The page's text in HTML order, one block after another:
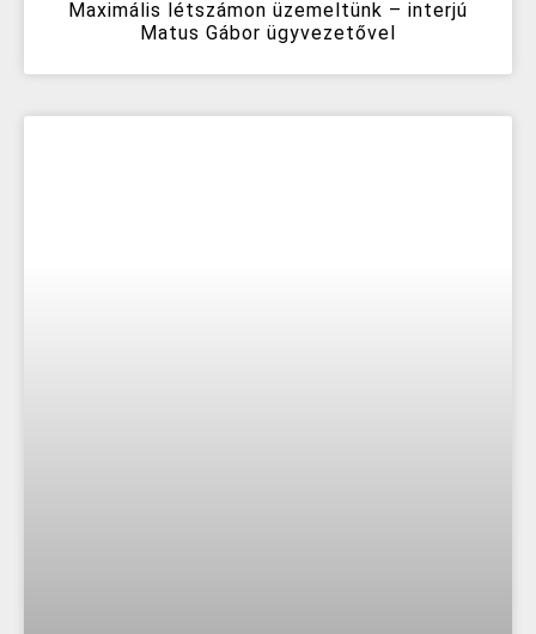
Maximális létszámon üzemeltünk – interjú
Matus Gábor ügyvezetővel